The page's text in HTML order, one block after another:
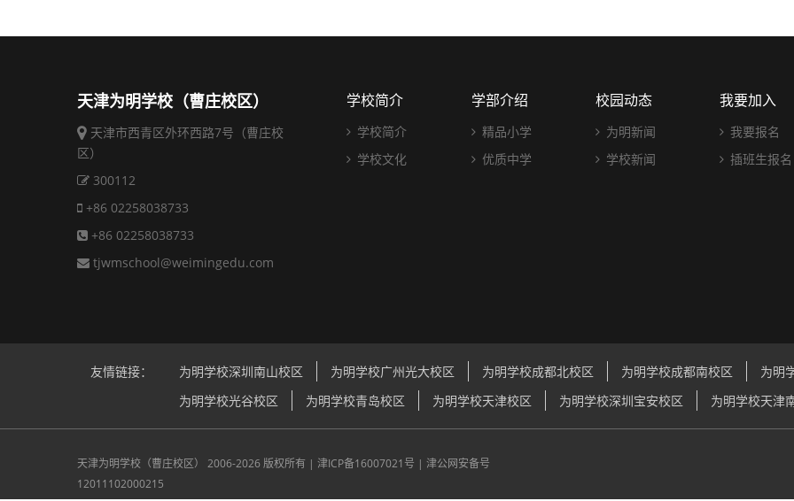
天津为明学校（曹庄校区）
天津市西青区外环西路7号（曹庄校
区）
300112
+86 02258038733
+86 02258038733
tjwmschool@weimingedu.com
学校简介
学校简介
学校文化
学部介绍
精品小学
优质中学
校园动态
为明新闻
学校新闻
我要加入
我要报名
插班生报名
友情链接： 为明学校深圳南山校区 为明学校广州光大校区 为明学校成都北校区 为明学校成都南校区
为明
为明学校光谷校区
为明学校青岛校区 为明学校天津校区 为明学校深圳宝安校区 为明学校天津
天津为明学校（曹庄校区） 2006-2026 版权所有 | 津ICP备16007021号 | 津公网安备号
12011102000215